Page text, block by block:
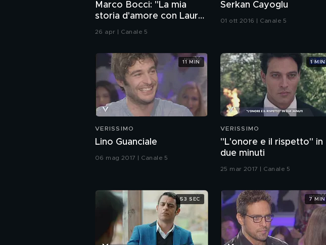
Marco Bocci: "La mia
storia d'amore con Laura
Chiatti"
26 apr | Canale 5
Serkan Cayoglu
01 ott 2016 | Canale 5
VERISSIMO
Lino Guanciale
06 mag 2017 | Canale 5
11 MIN
VERISSIMO
"L'onore e il rispetto" in
due minuti
25 mar 2017 | Canale 5
1 MIN
53 SEC 7 MIN